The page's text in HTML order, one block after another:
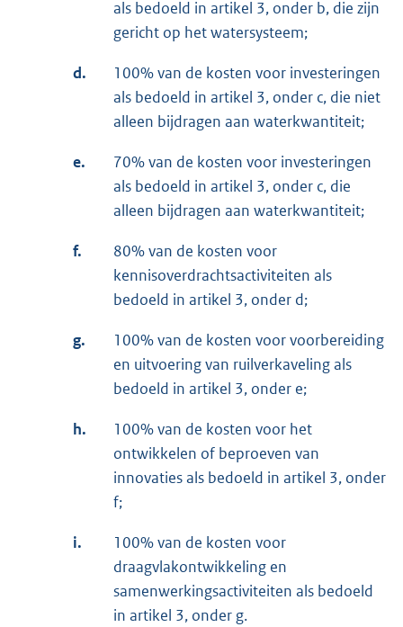
als bedoeld in artikel 3, onder b, die zijn
gericht op het watersysteem;
d.
100% van de kosten voor investeringen
als bedoeld in artikel 3, onder c, die niet
alleen bijdragen aan waterkwantiteit;
e.
70% van de kosten voor investeringen
als bedoeld in artikel 3, onder c, die
alleen bijdragen aan waterkwantiteit;
f.
80% van de kosten voor
kennisoverdrachtsactiviteiten als
bedoeld in artikel 3, onder d;
g.
100% van de kosten voor voorbereiding
en uitvoering van ruilverkaveling als
bedoeld in artikel 3, onder e;
h.
100% van de kosten voor het
ontwikkelen of beproeven van
innovaties als bedoeld in artikel 3, onder
f;
i.
100% van de kosten voor
draagvlakontwikkeling en
samenwerkingsactiviteiten als bedoeld
in artikel 3, onder g.